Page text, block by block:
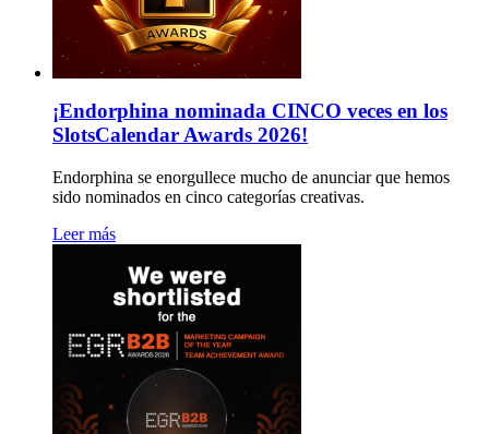
¡Endorphina nominada CINCO veces en los
SlotsCalendar Awards 2026!
Endorphina se enorgullece mucho de anunciar que hemos
sido nominados en cinco categorías creativas.
Leer más